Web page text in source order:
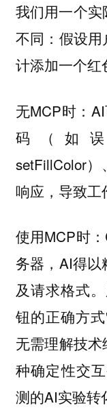
我们用一个
不同：假设
计添加一个红
无MCP时：
码（如
setFillColor
响应，导致工
使用MCP时
务器，AI得以
及请求格式
钮的正确方
无需理解技
种确定性交
测的AI实验转